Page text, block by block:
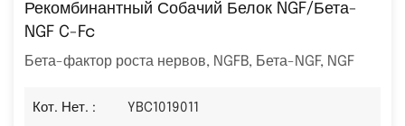
Рекомбинантный Собачий Белок NGF/бета-
NGF C-Fc
Бета-фактор роста нервов, NGFB, Бета-NGF, NGF
Кот. Нет. : YBC1019011